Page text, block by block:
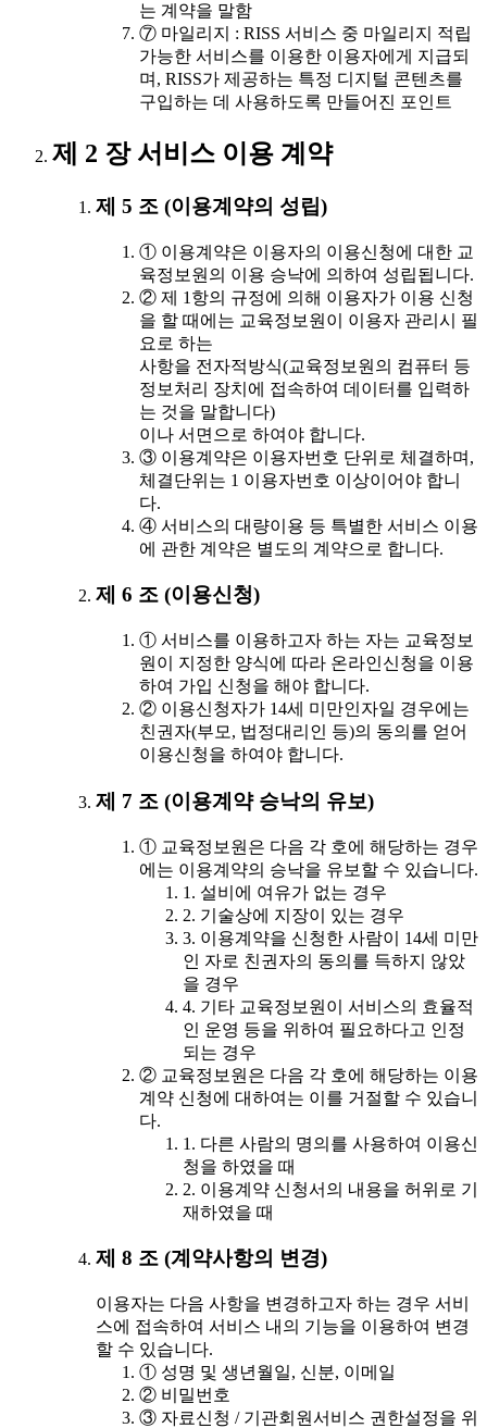
는 계약을 말함
⑦ 마일리지 : RISS 서비스 중 마일리지 적립
가능한 서비스를 이용한 이용자에게 지급되
며, RISS가 제공하는 특정 디지털 콘텐츠를
구입하는 데 사용하도록 만들어진 포인트
제 2 장 서비스 이용 계약
제 5 조 (이용계약의 성립)
① 이용계약은 이용자의 이용신청에 대한 교
육정보원의 이용 승낙에 의하여 성립됩니다.
② 제 1항의 규정에 의해 이용자가 이용 신청
을 할 때에는 교육정보원이 이용자 관리시 필
요로 하는
사항을 전자적방식(교육정보원의 컴퓨터 등
정보처리 장치에 접속하여 데이터를 입력하
는 것을 말합니다)
이나 서면으로 하여야 합니다.
③ 이용계약은 이용자번호 단위로 체결하며,
체결단위는 1 이용자번호 이상이어야 합니
다.
④ 서비스의 대량이용 등 특별한 서비스 이용
에 관한 계약은 별도의 계약으로 합니다.
제 6 조 (이용신청)
① 서비스를 이용하고자 하는 자는 교육정보
원이 지정한 양식에 따라 온라인신청을 이용
하여 가입 신청을 해야 합니다.
② 이용신청자가 14세 미만인자일 경우에는
친권자(부모, 법정대리인 등)의 동의를 얻어
이용신청을 하여야 합니다.
제 7 조 (이용계약 승낙의 유보)
① 교육정보원은 다음 각 호에 해당하는 경우
에는 이용계약의 승낙을 유보할 수 있습니다.
1. 설비에 여유가 없는 경우
2. 기술상에 지장이 있는 경우
3. 이용계약을 신청한 사람이 14세 미만
인 자로 친권자의 동의를 득하지 않았
을 경우
4. 기타 교육정보원이 서비스의 효율적
인 운영 등을 위하여 필요하다고 인정
되는 경우
② 교육정보원은 다음 각 호에 해당하는 이용
계약 신청에 대하여는 이를 거절할 수 있습니
다.
1. 다른 사람의 명의를 사용하여 이용신
청을 하였을 때
2. 이용계약 신청서의 내용을 허위로 기
재하였을 때
제 8 조 (계약사항의 변경)
이용자는 다음 사항을 변경하고자 하는 경우 서비
스에 접속하여 서비스 내의 기능을 이용하여 변경
할 수 있습니다.
① 성명 및 생년월일, 신분, 이메일
② 비밀번호
③ 자료신청 / 기관회원서비스 권한설정을 위